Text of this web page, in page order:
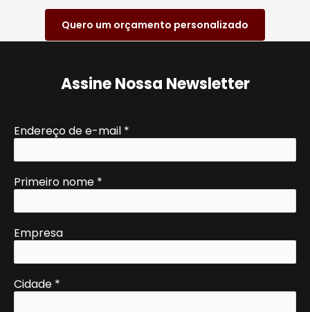
Quero um orçamento personalizado
Assine Nossa Newsletter
Endereço de e-mail *
Primeiro nome *
Empresa
Cidade *